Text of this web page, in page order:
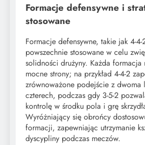
Formacje defensywne i
stosowane
Formacje defensywne, takie jak 4-
powszechnie stosowane w celu
solidności drużyny. Każda formacja
mocne strony; na przykład 4-4-2
zrównoważone podejście z dwoma
czterech, podczas gdy 3-5-2
kontrolę w środku pola i grę
Wyróżniający się obrońcy
formacji, zapewniając utrzymanie
dyscypliny podczas meczów.